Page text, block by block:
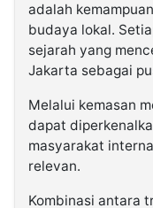
adalah
budaya lokal.
sejarah yang
Jakarta sebagai
Melalui kemasan
dapat
masyarakat
relevan.
Kombinasi antara